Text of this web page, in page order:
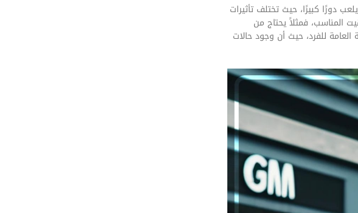
دورًا كبيرًا، حيث تختلف تأثيرات
المناسب، فمثلاً يحتاج من
للفرد، حيث أن وجود حالات